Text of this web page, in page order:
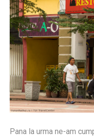
Pana la urma ne-am